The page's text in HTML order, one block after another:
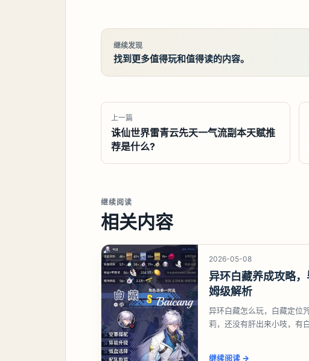
继续发现
找到更多值得玩和值得读的内容。
上一篇
诛仙世界雷青云先天一气流副本天赋推
荐是什么?
继续阅读
相关内容
2026-05-08
异环白藏养成攻略
姆级解析
异环白藏怎么玩，白藏定位
莉，还没有肝出来小吱，有
继续阅读 →